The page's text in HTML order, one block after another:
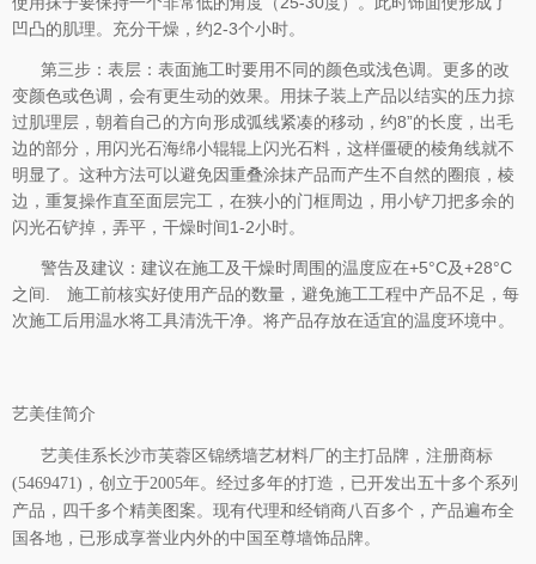
凹凸的肌理。充分干燥，约2-3个小时。
第三步：表层：表面施工时要用不同的颜色或浅色调。更多的改
变颜色或色调，会有更生动的效果。用抹子装上产品以结实的压力掠
过肌理层，朝着自己的方向形成弧线紧凑的移动，约8”的长度，出毛
边的部分，用闪光石海绵小辊辊上闪光石料，这样僵硬的棱角线就不
明显了。这种方法可以避免因重叠涂抹产品而产生不自然的圈痕，棱
边，重复操作直至面层完工，在狭小的门框周边，用小铲刀把多余的
闪光石铲掉，弄平，干燥时间1-2小时。
警告及建议：建议在施工及干燥时周围的温度应在+5°C及+28°C
之间. 施工前核实好使用产品的数量，避免施工工程中产品不足，每
次施工后用温水将工具清洗干净。将产品存放在适宜的温度环境中。
艺美佳简介
艺美佳系长沙市芙蓉区锦绣墙艺材料厂的主打品牌，注册商标
(5469471)，创立于2005年。经过多年的打造，已开发出五十多个系列
产品，四千多个精美图案。现有代理和经销商八百多个，产品遍布全
国各地，已形成享誉业内外的中国至尊墙饰品牌。